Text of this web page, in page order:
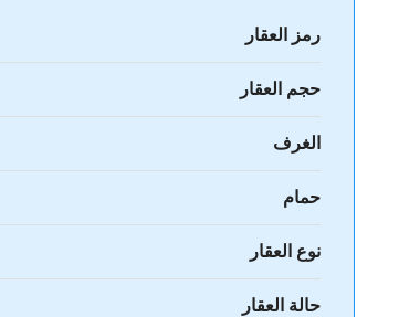
رمز العقار
حجم العقار
الغرف
حمام
نوع العقار
حالة العقار